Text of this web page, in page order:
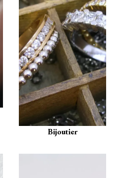
Bijoutier